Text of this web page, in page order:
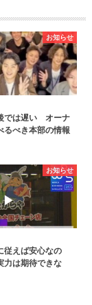
お知らせ
では遅い オーナ
るべき本部の情報
お知らせ
従えば安心なの
は期待できな